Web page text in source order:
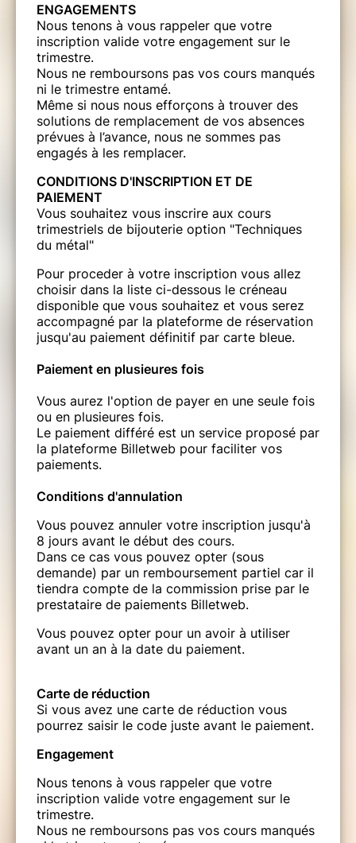
ENGAGEMENTS
Nous tenons à vous rappeler que votre
inscription valide votre engagement sur le
trimestre.
Nous ne remboursons pas vos cours manqués
ni le trimestre entamé.
Même si nous nous efforçons à trouver des
solutions de remplacement de vos absences
prévues à l’avance, nous ne sommes pas
engagés à les remplacer.
CONDITIONS D'INSCRIPTION ET DE
PAIEMENT
Vous souhaitez vous inscrire aux cours
trimestriels de bijouterie option "Techniques
du métal"
Pour proceder à votre inscription vous allez
choisir dans la liste ci-dessous le créneau
disponible que vous souhaitez et vous serez
accompagné par la plateforme de réservation
jusqu'au paiement définitif par carte bleue.
Paiement en plusieures fois
Vous aurez l'option de payer en une seule fois
ou en plusieures fois.
Le paiement différé est un service proposé par
la plateforme Billetweb pour faciliter vos
paiements.
Conditions d'annulation
Vous pouvez annuler votre inscription jusqu'à
8 jours avant le début des cours.
Dans ce cas vous pouvez opter (sous
demande) par un remboursement partiel car il
tiendra compte de la commission prise par le
prestataire de paiements Billetweb.
Vous pouvez opter pour un avoir à utiliser
avant un an à la date du paiement.
Carte de réduction
Si vous avez une carte de réduction vous
pourrez saisir le code juste avant le paiement.
Engagement
Nous tenons à vous rappeler que votre
inscription valide votre engagement sur le
trimestre.
Nous ne remboursons pas vos cours manqués